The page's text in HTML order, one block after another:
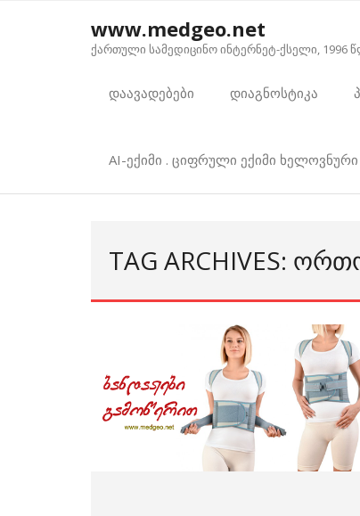
www.medgeo.net
ქართული სამედიცინო ინტერნეტ-ქსელი, 1996
დაავადებები დიაგნოსტიკა
AI-ექიმი . ციფრული ექიმი
TAG ARCHIVES: